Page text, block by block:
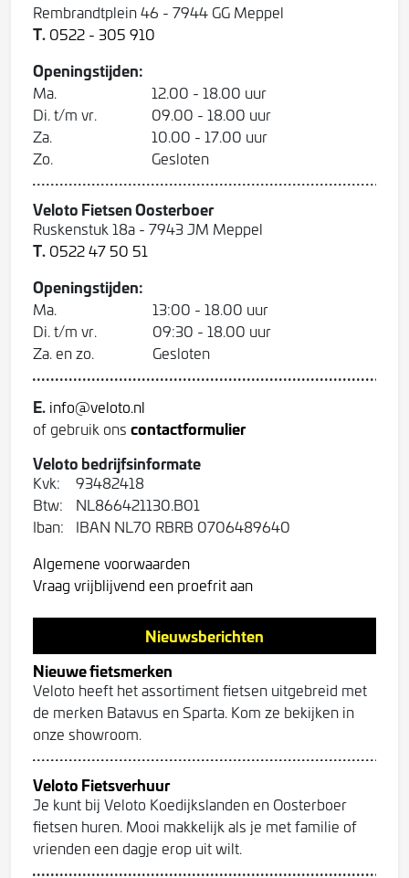
Rembrandtplein 46 - 7944 GG Meppel
T. 0522 - 305 910
Openingstijden:
Ma.
12.00 - 18.00 uur
Di. t/m vr.
09.00 - 18.00 uur
Za.
10.00 - 17.00 uur
Zo.
Gesloten
Veloto Fietsen Oosterboer
Ruskenstuk 18a - 7943 JM Meppel
T. 0522 47 50 51
Openingstijden:
Ma.
13:00 - 18.00 uur
Di. t/m vr.
09:30 - 18.00 uur
Za. en zo.
Gesloten
E. info@veloto.nl
of gebruik ons contactformulier
Veloto bedrijfsinformate
Kvk:
93482418
Btw:
NL866421130.B01
Iban:
IBAN NL70 RBRB 0706489640
Algemene voorwaarden
Vraag vrijblijvend een proefrit aan
Nieuwsberichten
Nieuwe fietsmerken
Veloto heeft het assortiment fietsen uitgebreid met
de merken Batavus en Sparta. Kom ze bekijken in
onze showroom.
Veloto Fietsverhuur
Je kunt bij Veloto Koedijkslanden en Oosterboer
fietsen huren. Mooi makkelijk als je met familie of
vrienden een dagje erop uit wilt.